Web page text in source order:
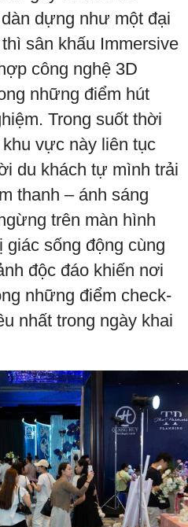
dựng như một đại
sân khấu Immersive
công nghệ 3D
những điểm hút
Trong suốt thời
vực này liên tục
du khách tự mình trải
thanh – ánh sáng
trên màn hình
sống động cùng
độc đáo khiến nơi
những điểm check-
nhất trong ngày khai